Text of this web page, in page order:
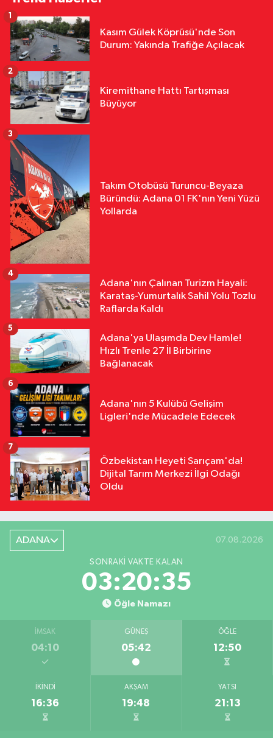
Kasım Gülek Köprüsü'nde Son
Durum: Yakında Trafiğe Açılacak
1
Kiremithane Hattı Tartışması
Büyüyor
2
Takım Otobüsü Turuncu-Beyaza
Büründü: Adana 01 FK'nın Yeni Yüzü
Yollarda
3
Adana'nın Çalınan Turizm Hayali:
Karataş-Yumurtalık Sahil Yolu Tozlu
Raflarda Kaldı
4
Adana'ya Ulaşımda Dev Hamle!
Hızlı Trenle 27 İl Birbirine
Bağlanacak
5
Adana'nın 5 Kulübü Gelişim
Ligleri'nde Mücadele Edecek
6
Özbekistan Heyeti Sarıçam'da!
Dijital Tarım Merkezi İlgi Odağı
Oldu
7
ADANA 07.08.2026
SONRAKI VAKTE KALAN
03:20:34
Öğle Namazı
İMSAK
04:10
GÜNEŞ
05:42
ÖĞLE
12:50
İKINDI
16:36
AKŞAM
19:48
YATSI
21:13